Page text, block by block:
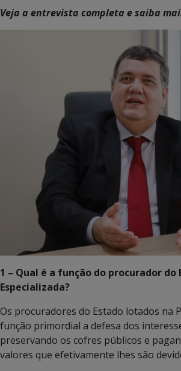
Veja a entrevista completa e saiba
1 – Qual é a função do procurador do
Especializada?
Os procuradores do Estado lotados na
função primordial a defesa dos
preservando os cofres públicos e
valores que efetivamente lhes são